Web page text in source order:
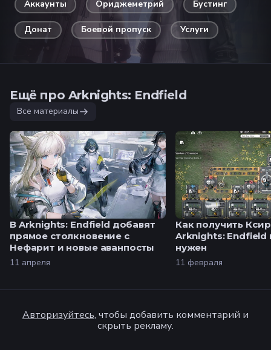
Аккаунты Ориджеметрий Бустинг
Донат Боевой пропуск Услуги
Ещё про Arknights: Endfield
Все материалы
В Arknights: Endfield добавят
прямое столкновение с
Нефарит и новые аванпосты
11 апреля
Как получить
Arknights: Endfield
нужен
11 февраля
Авторизуйтесь, чтобы добавить комментарий и
скрыть рекламу.